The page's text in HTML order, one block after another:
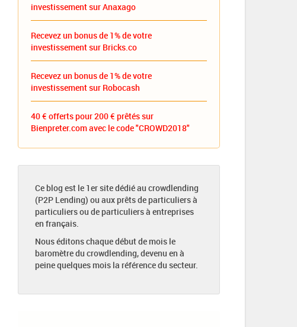
investissement sur Anaxago
Recevez un bonus de 1% de votre
investissement sur Bricks.co
Recevez un bonus de 1% de votre
investissement sur Robocash
40 € offerts pour 200 € prêtés sur
Bienpreter.com avec le code "CROWD2018"
Ce blog est le 1er site dédié au crowdlending
(P2P Lending) ou aux prêts de particuliers à
particuliers ou de particuliers à entreprises
en français.
Nous éditons chaque début de mois le
baromètre du crowdlending, devenu en à
peine quelques mois la référence du secteur.